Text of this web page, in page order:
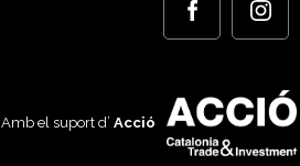
Amb el suport d’Acció